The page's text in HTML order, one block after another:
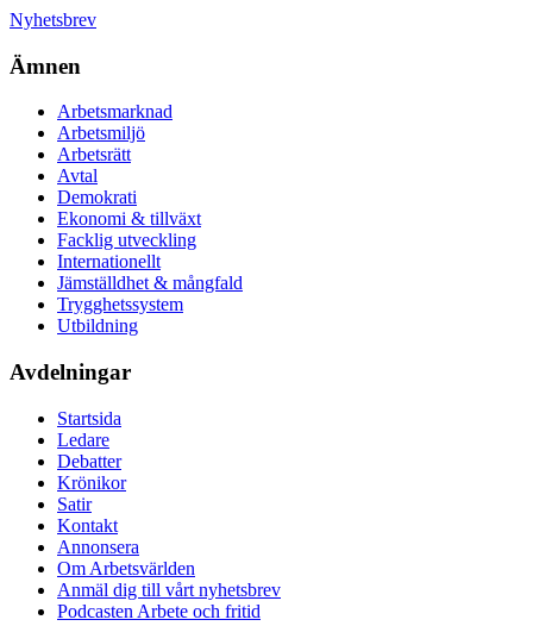
Nyhetsbrev
Ämnen
Arbetsmarknad
Arbetsmiljö
Arbetsrätt
Avtal
Demokrati
Ekonomi & tillväxt
Facklig utveckling
Internationellt
Jämställdhet & mångfald
Trygghetssystem
Utbildning
Avdelningar
Startsida
Ledare
Debatter
Krönikor
Satir
Kontakt
Annonsera
Om Arbetsvärlden
Anmäl dig till vårt nyhetsbrev
Podcasten Arbete och fritid